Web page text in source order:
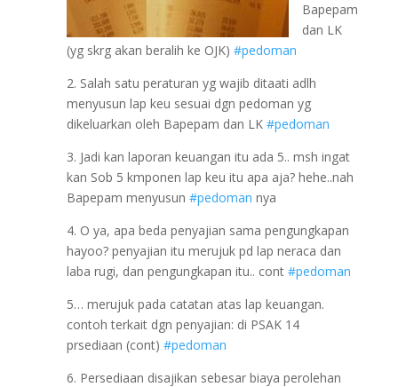
Bapepam
dan LK
(yg skrg akan beralih ke OJK) #pedoman
2. Salah satu peraturan yg wajib ditaati adlh
menyusun lap keu sesuai dgn pedoman yg
dikeluarkan oleh Bapepam dan LK #pedoman
3. Jadi kan laporan keuangan itu ada 5.. msh ingat
kan Sob 5 kmponen lap keu itu apa aja? hehe..nah
Bapepam menyusun #pedoman nya
4. O ya, apa beda penyajian sama pengungkapan
hayoo? penyajian itu merujuk pd lap neraca dan
laba rugi, dan pengungkapan itu.. cont #pedoman
5… merujuk pada catatan atas lap keuangan.
contoh terkait dgn penyajian: di PSAK 14
prsediaan (cont) #pedoman
6. Persediaan disajikan sebesar biaya perolehan